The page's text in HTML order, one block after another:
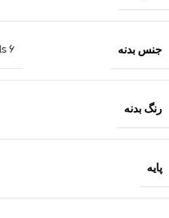
جنس بدنه 6 Ply (5.4mm) 100% Maple Shells
رنگ بدنه
پایه